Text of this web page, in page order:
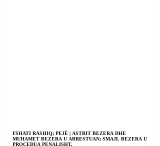
FSHATI RASHIQ; PEJË | ASTRIT BEZERA DHE
MUHAMET BEZERA U ARRESTUAN; SMAJL BEZERA U
PROCEDUA PENALISHT.